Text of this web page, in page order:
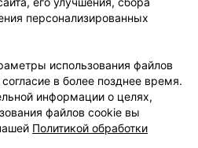
компанию
специалиста
персонализированных
использования файлов
в более позднее время.
информации о целях,
файлов cookie вы
Политикой обработки